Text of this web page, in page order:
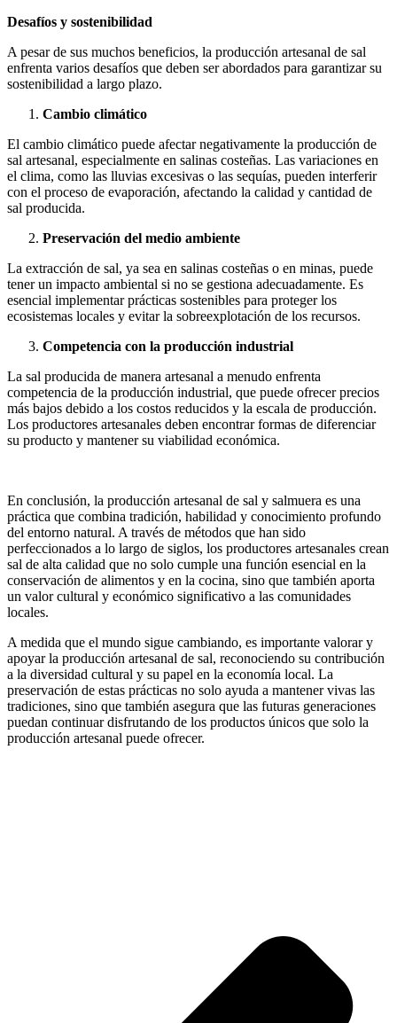
Desafíos y sostenibilidad
A pesar de sus muchos beneficios, la producción artesanal de sal
enfrenta varios desafíos que deben ser abordados para garantizar su
sostenibilidad a largo plazo.
Cambio climático
El cambio climático puede afectar negativamente la producción de
sal artesanal, especialmente en salinas costeñas. Las variaciones en
el clima, como las lluvias excesivas o las sequías, pueden interferir
con el proceso de evaporación, afectando la calidad y cantidad de
sal producida.
Preservación del medio ambiente
La extracción de sal, ya sea en salinas costeñas o en minas, puede
tener un impacto ambiental si no se gestiona adecuadamente. Es
esencial implementar prácticas sostenibles para proteger los
ecosistemas locales y evitar la sobreexplotación de los recursos.
Competencia con la producción industrial
La sal producida de manera artesanal a menudo enfrenta
competencia de la producción industrial, que puede ofrecer precios
más bajos debido a los costos reducidos y la escala de producción.
Los productores artesanales deben encontrar formas de diferenciar
su producto y mantener su viabilidad económica.
En conclusión, la producción artesanal de sal y salmuera es una
práctica que combina tradición, habilidad y conocimiento profundo
del entorno natural. A través de métodos que han sido
perfeccionados a lo largo de siglos, los productores artesanales crean
sal de alta calidad que no solo cumple una función esencial en la
conservación de alimentos y en la cocina, sino que también aporta
un valor cultural y económico significativo a las comunidades
locales.
A medida que el mundo sigue cambiando, es importante valorar y
apoyar la producción artesanal de sal, reconociendo su contribución
a la diversidad cultural y su papel en la economía local. La
preservación de estas prácticas no solo ayuda a mantener vivas las
tradiciones, sino que también asegura que las futuras generaciones
puedan continuar disfrutando de los productos únicos que solo la
producción artesanal puede ofrecer.